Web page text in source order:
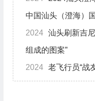
中国汕头（澄海）
2024 汕头刷新吉
组成的图案”
2024 老飞行员“战